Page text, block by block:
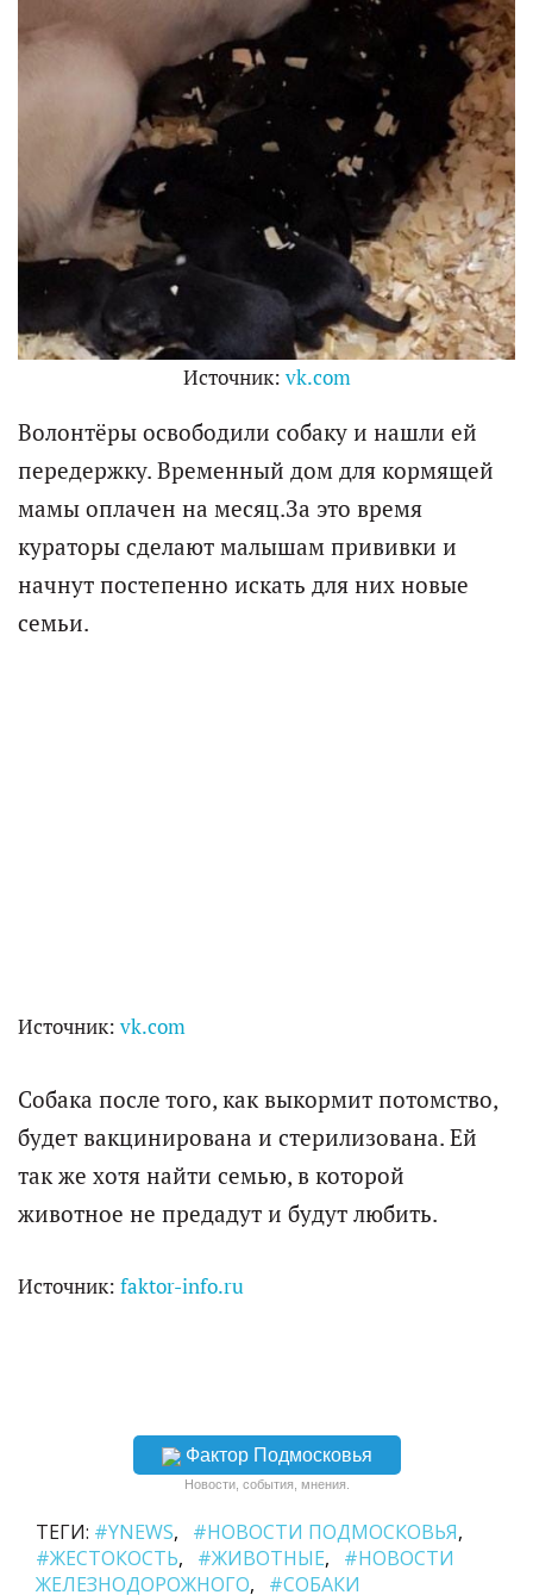
Источник: vk.com
Волонтёры освободили собаку и нашли ей
передержку. Временный дом для кормящей
мамы оплачен на месяц.За это время
кураторы сделают малышам прививки и
начнут постепенно искать для них новые
семьи.
Источник: vk.com
Собака после того, как выкормит потомство,
будет вакцинирована и стерилизована. Ей
так же хотя найти семью, в которой
животное не предадут и будут любить.
Источник: faktor-info.ru
Фактор Подмосковья
Новости, события, мнения.
ТЕГИ: #YNEWS
#НОВОСТИ ПОДМОСКОВЬЯ
#ЖЕСТОКОСТЬ
#ЖИВОТНЫЕ
#НОВОСТИ
ЖЕЛЕЗНОДОРОЖНОГО
#СОБАКИ